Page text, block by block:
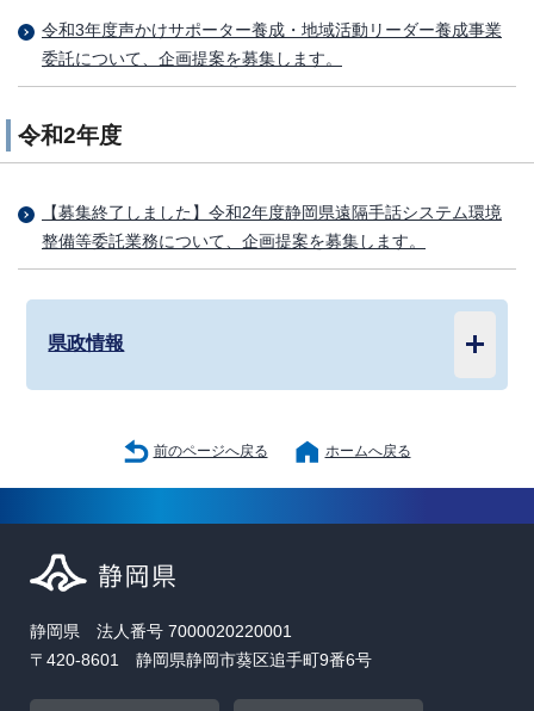
令和3年度声かけサポーター養成・地域活動リーダー養成事業
委託について、企画提案を募集します。
令和2年度
【募集終了しました】令和2年度静岡県遠隔手話システム環境
整備等委託業務について、企画提案を募集します。
県政情報
前のページへ戻る ホームへ戻る
静岡県 法人番号 7000020220001
〒420-8601 静岡県静岡市葵区追手町9番6号